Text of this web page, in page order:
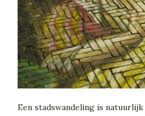
Een stadswandeling is